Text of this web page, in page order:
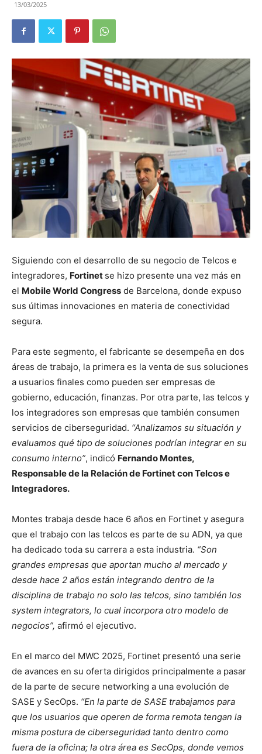
13/03/2025
Siguiendo con el desarrollo de su negocio de Telcos e
integradores, Fortinet se hizo presente una vez más en
el Mobile World Congress de Barcelona, donde expuso
sus últimas innovaciones en materia de conectividad
segura.
Para este segmento, el fabricante se desempeña en dos
áreas de trabajo, la primera es la venta de sus soluciones
a usuarios finales como pueden ser empresas de
gobierno, educación, finanzas. Por otra parte, las telcos y
los integradores son empresas que también consumen
servicios de ciberseguridad. “Analizamos su situación y
evaluamos qué tipo de soluciones podrían integrar en su
consumo interno”, indicó Fernando Montes,
Responsable de la Relación de Fortinet con Telcos e
Integradores.
Montes trabaja desde hace 6 años en Fortinet y asegura
que el trabajo con las telcos es parte de su ADN, ya que
ha dedicado toda su carrera a esta industria. “Son
grandes empresas que aportan mucho al mercado y
desde hace 2 años están integrando dentro de la
disciplina de trabajo no solo las telcos, sino también los
system integrators, lo cual incorpora otro modelo de
negocios”, afirmó el ejecutivo.
En el marco del MWC 2025, Fortinet presentó una serie
de avances en su oferta dirigidos principalmente a pasar
de la parte de secure networking a una evolución de
SASE y SecOps. “En la parte de SASE trabajamos para
que los usuarios que operen de forma remota tengan la
misma postura de ciberseguridad tanto dentro como
fuera de la oficina; la otra área es SecOps, donde vemos